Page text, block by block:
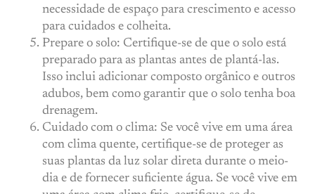
necessidade de espaço para crescimento e acesso
para cuidados e colheita.
Prepare o solo: Certifique-se de que o solo está
preparado para as plantas antes de plantá-las.
Isso inclui adicionar composto orgânico e outros
adubos, bem como garantir que o solo tenha boa
drenagem.
Cuidado com o clima: Se você vive em uma área
com clima quente, certifique-se de proteger as
suas plantas da luz solar direta durante o meio-
dia e de fornecer suficiente água. Se você vive em